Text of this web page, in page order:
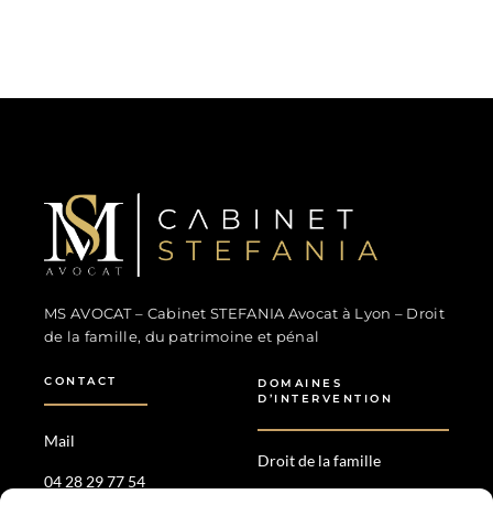
MS AVOCAT – Cabinet STEFANIA Avocat à Lyon – Droit
de la famille, du patrimoine et pénal
CONTACT
Mail
04 28 29 77 54
DOMAINES
D’INTERVENTION
Droit de la famille